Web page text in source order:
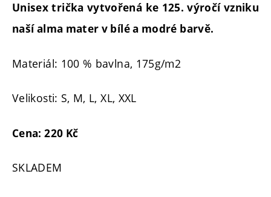
Unisex trička vytvořená ke 125. výročí vzniku
naší alma mater v bílé a modré barvě.
Materiál: 100 % bavlna, 175g/m2
Velikosti: S, M, L, XL, XXL
Cena: 220 Kč
SKLADEM